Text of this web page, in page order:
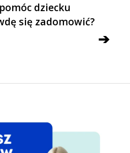
dziecku
się zadomowić?
➔